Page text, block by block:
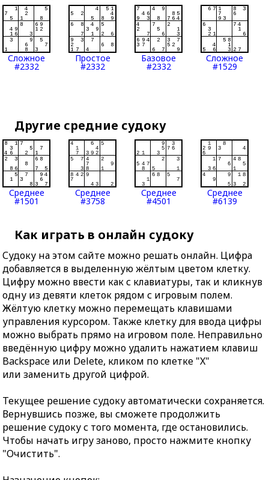
Сложное
#2332
Простое
#2332
Базовое
#2332
Сложное
#1529
Другие средние судоку
Среднее
#1501
Среднее
#3758
Среднее
#4501
Среднее
#6139
Как играть в онлайн судоку
Судоку на этом сайте можно решать онлайн. Цифра
добавляется в выделенную жёлтым цветом клетку.
Цифру можно ввести как с клавиатуры, так и кликнув
одну из девяти клеток рядом с игровым полем.
Жёлтую клетку можно перемещать клавишами
управления курсором. Также клетку для ввода цифры
можно выбрать прямо на игровом поле. Неправильно
введённую цифру можно удалить нажатием клавиш
Backspace или Delete, кликом по клетке "X"
или заменить другой цифрой.
Текущее решение судоку автоматически сохраняется.
Вернувшись позже, вы сможете продолжить
решение судоку с того момента, где остановились.
Чтобы начать игру заново, просто нажмите кнопку
"Очистить".